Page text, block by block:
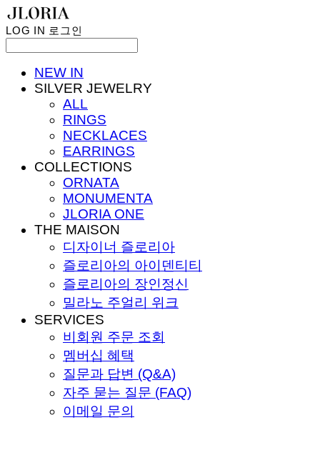
LOG IN 로그인
NEW IN
SILVER JEWELRY
ALL
RINGS
NECKLACES
EARRINGS
COLLECTIONS
ORNATA
MONUMENTA
JLORIA ONE
THE MAISON
디자이너 즐로리아
즐로리아의 아이덴티티
즐로리아의 장인정신
밀라노 주얼리 위크
SERVICES
비회원 주문 조회
멤버십 혜택
질문과 답변 (Q&A)
자주 묻는 질문 (FAQ)
이메일 문의